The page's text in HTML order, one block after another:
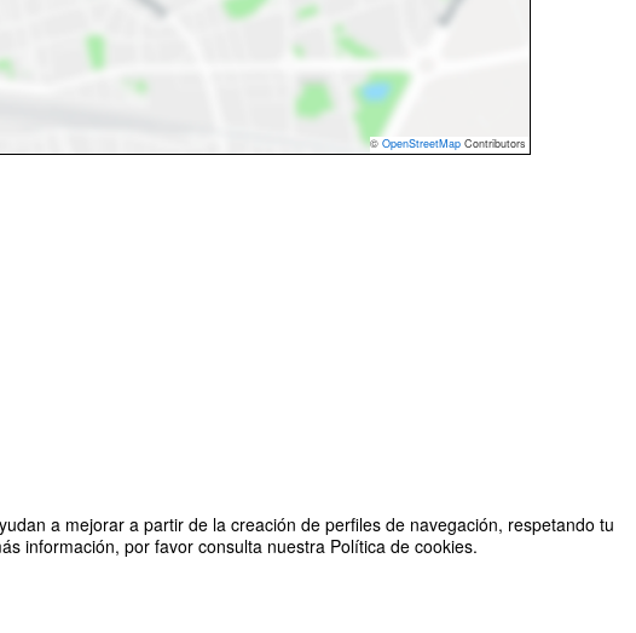
a mejorar a partir de la creación de perfiles de navegación, respetando tu
información, por favor consulta nuestra Política de cookies.
© OpenStreetMap Contributors
Organizado por Estudiantado de la Maestría en Agricultura Ecológica